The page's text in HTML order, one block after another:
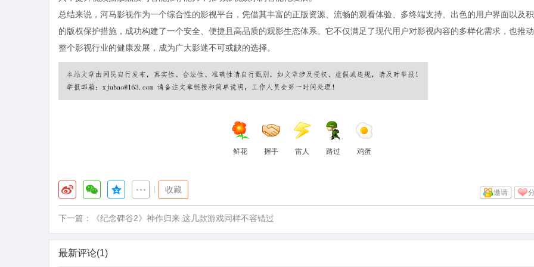
总结来说，河马影视作为一个综合性的影视平台，凭借其丰富的正版资源、流畅的观看体验、多终端支持、出色的用户界面以及
的版权保护措施，成功构建了一个安全、便捷且高品质的观影生态体系。它不仅满足了现代用户对影视内容的多样化需求，也推
整个影视行业的健康发展，成为广大影迷不可或缺的选择。
鲜花 握手 雷人 路过 鸡蛋
收藏 邀请
下一篇： 《纪念碑谷2》神作归来 这几款游戏同样不容错过
最新评论(1)